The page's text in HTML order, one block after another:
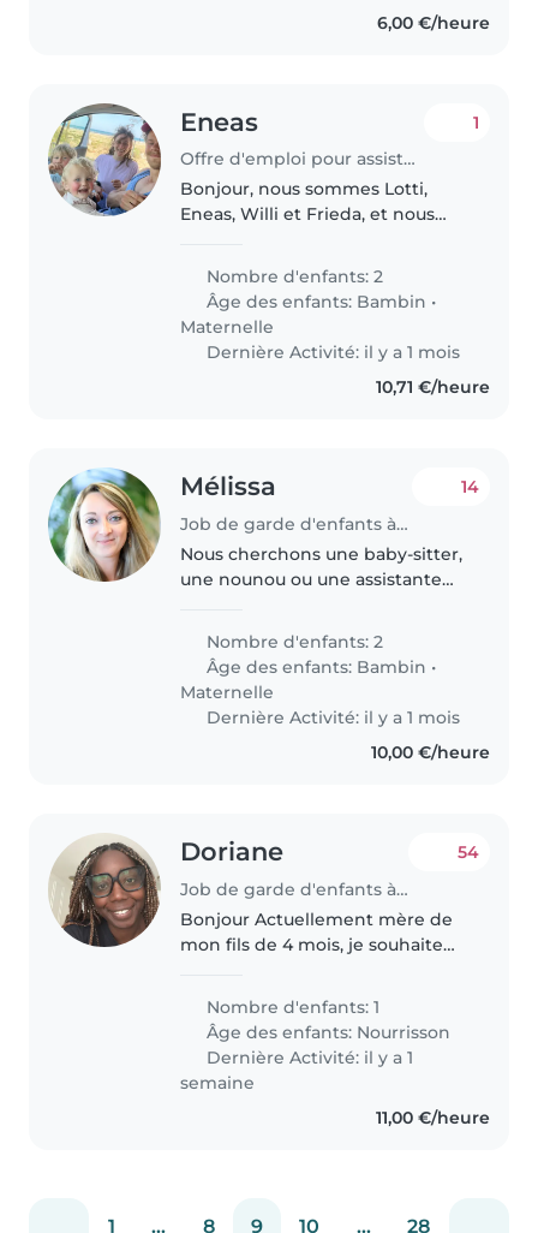
6,00 €/heure
Eneas
Offre d'emploi pour assistante maternelle à Traversères
1
Bonjour, nous sommes Lotti,
Eneas, Willi et Frieda, et nous
depuis quelques années dans
une petite ferme où nous
cultivons des plantes
médicinales...
Nombre d'enfants: 2
Âge des enfants: Bambin •
Maternelle
Dernière Activité: il y a 1 mois
10,71 €/heure
Mélissa
Job de garde d'enfants à Antran
14
Nous cherchons une baby-sitter,
une nounou ou une assistante
mon fils en bas âge. il est
énergiques, joueurs et
affectueux. Nous avons un chien
et trois..
Nombre d'enfants: 2
Âge des enfants: Bambin •
Maternelle
Dernière Activité: il y a 1 mois
10,00 €/heure
Doriane
Job de garde d'enfants à Le Bourget
54
Bonjour Actuellement mère de
mon fils de 4 mois, je souhaite
professionnelle mi-juillet à
temps partiel et à partir d'août à
temps plein Je préfère les baby-
sitter..
Nombre d'enfants: 1
Âge des enfants: Nourrisson
Dernière Activité: il y a 1
semaine
11,00 €/heure
1 ... 8 9 10 ... 28